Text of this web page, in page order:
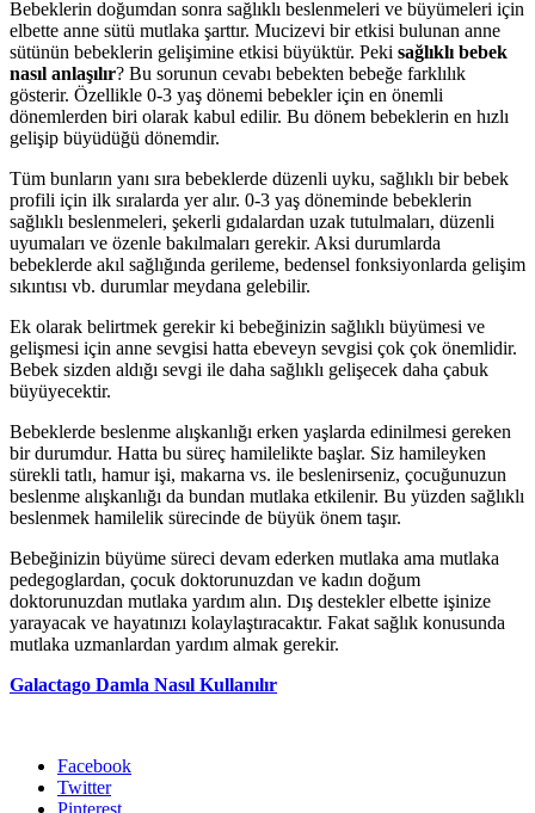
Bebeklerin doğumdan sonra sağlıklı beslenmeleri ve büyümeleri için
elbette anne sütü mutlaka şarttır. Mucizevi bir etkisi bulunan anne
sütünün bebeklerin gelişimine etkisi büyüktür. Peki sağlıklı bebek
nasıl anlaşılır? Bu sorunun cevabı bebekten bebeğe farklılık
gösterir. Özellikle 0-3 yaş dönemi bebekler için en önemli
dönemlerden biri olarak kabul edilir. Bu dönem bebeklerin en hızlı
gelişip büyüdüğü dönemdir.
Tüm bunların yanı sıra bebeklerde düzenli uyku, sağlıklı bir bebek
profili için ilk sıralarda yer alır. 0-3 yaş döneminde bebeklerin
sağlıklı beslenmeleri, şekerli gıdalardan uzak tutulmaları, düzenli
uyumaları ve özenle bakılmaları gerekir. Aksi durumlarda
bebeklerde akıl sağlığında gerileme, bedensel fonksiyonlarda gelişim
sıkıntısı vb. durumlar meydana gelebilir.
Ek olarak belirtmek gerekir ki bebeğinizin sağlıklı büyümesi ve
gelişmesi için anne sevgisi hatta ebeveyn sevgisi çok çok önemlidir.
Bebek sizden aldığı sevgi ile daha sağlıklı gelişecek daha çabuk
büyüyecektir.
Bebeklerde beslenme alışkanlığı erken yaşlarda edinilmesi gereken
bir durumdur. Hatta bu süreç hamilelikte başlar. Siz hamileyken
sürekli tatlı, hamur işi, makarna vs. ile beslenirseniz, çocuğunuzun
beslenme alışkanlığı da bundan mutlaka etkilenir. Bu yüzden sağlıklı
beslenmek hamilelik sürecinde de büyük önem taşır.
Bebeğinizin büyüme süreci devam ederken mutlaka ama mutlaka
pedegoglardan, çocuk doktorunuzdan ve kadın doğum
doktorunuzdan mutlaka yardım alın. Dış destekler elbette işinize
yarayacak ve hayatınızı kolaylaştıracaktır. Fakat sağlık konusunda
mutlaka uzmanlardan yardım almak gerekir.
Galactago Damla Nasıl Kullanılır
Facebook
Twitter
Pinterest